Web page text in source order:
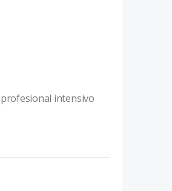
intensivo